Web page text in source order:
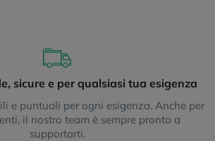
sicure e per qualsiasi tua esigenza
e puntuali per ogni esigenza. Anche per
il nostro team è sempre pronto a
supportarti.